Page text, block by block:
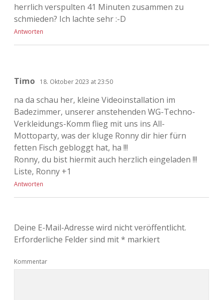
herrlich verspulten 41 Minuten zusammen zu
schmieden? Ich lachte sehr :-D
Antworten
Timo 18. Oktober 2023 at 23:50
na da schau her, kleine Videoinstallation im
Badezimmer, unserer anstehenden WG-Techno-
Verkleidungs-Komm flieg mit uns ins All-
Mottoparty, was der kluge Ronny dir hier fürn
fetten Fisch gebloggt hat, ha !!!
Ronny, du bist hiermit auch herzlich eingeladen !!!
Liste, Ronny +1
Antworten
Deine E-Mail-Adresse wird nicht veröffentlicht.
Erforderliche Felder sind mit* markiert
Kommentar